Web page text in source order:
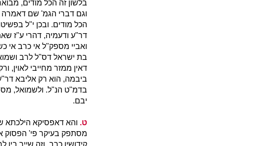
בלשון זה הכל מודים,
וגם דברי הגמ' שם דאמרה
הכל מודים. ובכן י"ל
דר"ע ודעמיה, דהרי ע"ז
ואביי מספק"ל אי כרב אי
בת ישראל דס"ל לרב
דאין ממזר מחייבי לאוין,
ביבמה, הוא רק אליבא
בדמ"ט הנ"ל. ולשמואל,
יבם.
ט. והא דאפסיקא הילכתא
מסתפק בעיקר פי' הפסוק
קידושין כרב. וזה שייך